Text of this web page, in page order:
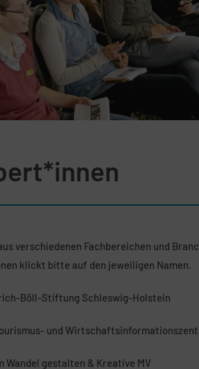
verschiedenen Fachbereichen und
klickt bitte auf den jeweiligen Namen.
Böll-Stiftung Schleswig-Holstein
und
Wandel gestalten & Kreative MV